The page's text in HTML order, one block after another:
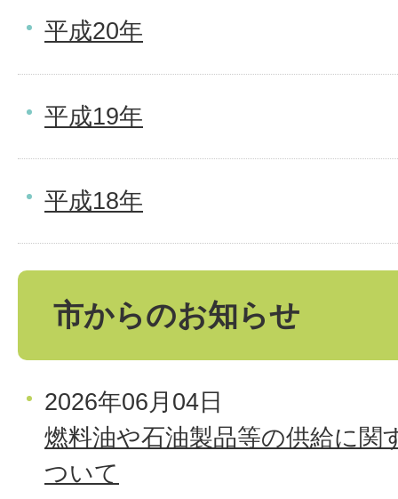
平成20年
平成19年
平成18年
市からのお知らせ
2026年06月04日
燃料油や石油製品等の供給に関
ついて